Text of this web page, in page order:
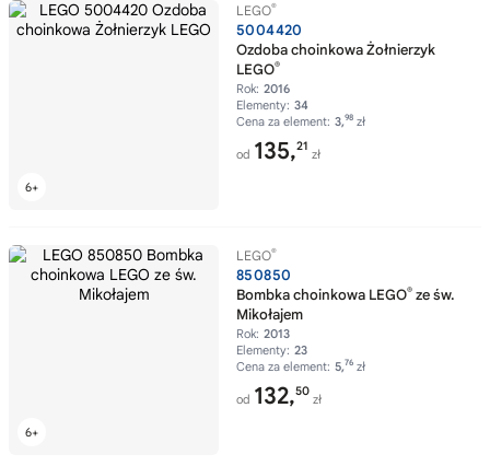
LEGO®
5004420
Ozdoba choinkowa Żołnierzyk
LEGO®
Rok: 2016
Elementy: 34
Cena za element: 3,98 zł
od 135,21
zł
LEGO®
850850
Bombka choinkowa LEGO® ze św.
Mikołajem
Rok: 2013
Elementy: 23
Cena za element: 5,76 zł
od 132,50
zł